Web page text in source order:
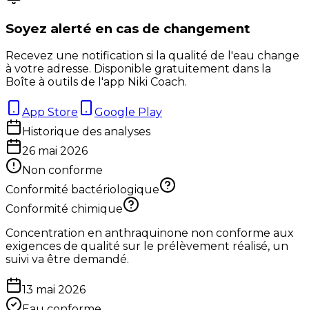
Soyez alerté en cas de changement
Recevez une notification si la qualité de l'eau change
à votre adresse. Disponible gratuitement dans la
Boîte à outils de l'app Niki Coach.
App Store
Google Play
Historique des analyses
26 mai 2026
Non conforme
Conformité bactériologique
Conformité chimique
Concentration en anthraquinone non conforme aux
exigences de qualité sur le prélèvement réalisé, un
suivi va être demandé.
13 mai 2026